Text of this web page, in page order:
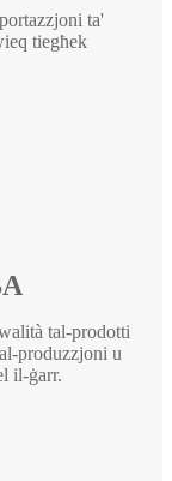
ta'
tiegħek
tal-prodotti
produzzjoni u
il-ġarr.